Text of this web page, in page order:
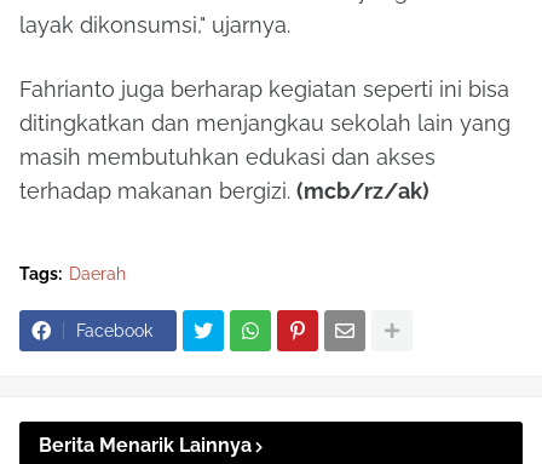
layak dikonsumsi," ujarnya.
Fahrianto juga berharap kegiatan seperti ini bisa
ditingkatkan dan menjangkau sekolah lain yang
masih membutuhkan edukasi dan akses
terhadap makanan bergizi. (mcb/rz/ak)
Tags: Daerah
Facebook
Berita Menarik Lainnya